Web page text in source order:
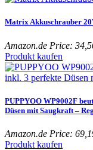
Matrix Akkuschrauber
Amazon.de Price:
Produkt kaufen
PUPPYOO WP9002F
Düsen mit Saugkraft –
Amazon.de Price:
Produkt kaufen